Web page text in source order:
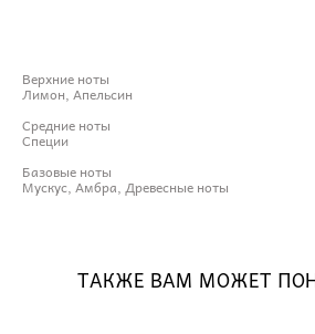
Верхние ноты
Лимон, Апельсин
Средние ноты
Специи
Базовые ноты
Мускус, Амбра, Древесные ноты
ТАКЖЕ ВАМ МОЖЕТ